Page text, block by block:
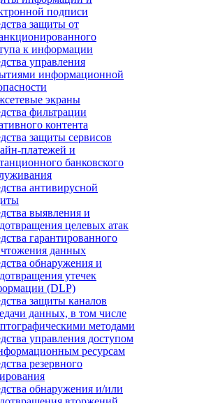
подписи
защиты от
к информации
управления
информационной
экраны
фильтрации
контента
защиты сервисов
платежей и
банковского
антивирусной
выявления и
целевых атак
гарантированного
данных
обнаружения и
утечек
(DLP)
защиты каналов
данных, в том числе
методами
управления доступом
ресурсам
резервного
обнаружения и/или